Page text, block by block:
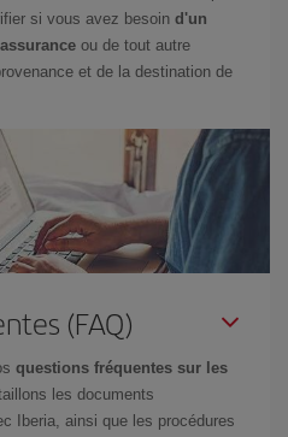
si vous avez besoin d'un
ou de tout autre
et de la destination de
(FAQ)
questions fréquentes sur les
les documents
Iberia, ainsi que les procédures